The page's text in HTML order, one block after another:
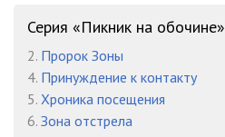
Серия «Пикник на обочине»
2. Пророк Зоны
4. Принуждение к контакту
5. Хроника посещения
6. Зона отстрела